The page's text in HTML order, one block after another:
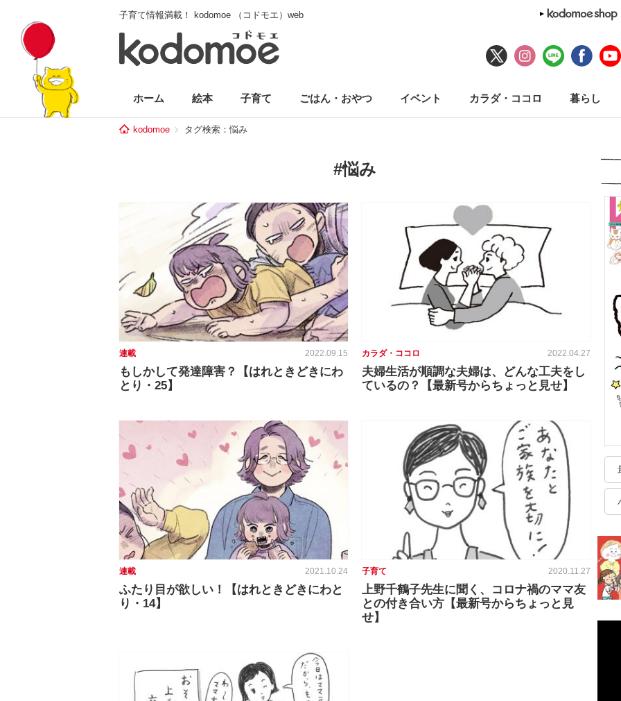
子育て情報満載！ kodomoe （コドモエ）web
ホーム 絵本 子育て ごはん・おやつ イベント カラダ・ココロ 暮らし
kodomoe タグ検索：悩み
#悩み
連載 2022.09.15
もしかして発達障害？【はれときどきにわ
とり・25】
カラダ・ココロ 2022.04.27
夫婦生活が順調な夫婦は、どんな工夫をし
ているの？【最新号からちょっと見せ】
連載 2021.10.24
ふたり目が欲しい！【はれときどきにわと
り・14】
子育て 2020.11.27
上野千鶴子先生に聞く、コロナ禍のママ友
との付き合い方【最新号からちょっと見
せ】